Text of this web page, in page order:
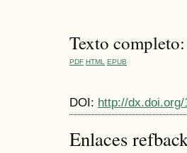
Texto completo:
PDF HTML EPUB
DOI: http://
Enlaces